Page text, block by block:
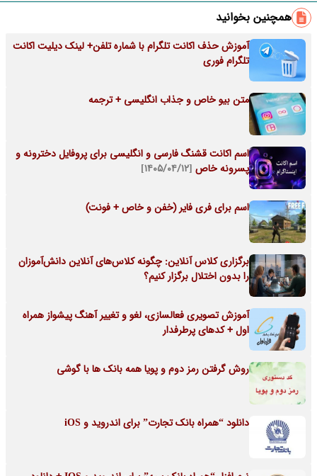
همچنین بخوانید
آموزش حذف اکانت تلگرام با شماره تلفن+ لینک دیلیت اکانت
تلگرام فوری
متن بیو خاص و جذاب انگلیسی + ترجمه
اسم اکانت قشنگ فارسی و انگلیسی برای پروفایل دخترونه و
پسرونه خاص [۱۴۰۵/۰۴/۱۲]
اسم برای فری فایر (خفن و خاص + فونت)
برگزاری کلاس آنلاین: چگونه کلاس‌های آنلاین دانش‌آموزان
را بدون اختلال برگزار کنیم؟
آموزش تصویری فعالسازی، لغو و تغییر آهنگ پیشواز همراه
اول + کدهای پرطرفدار
روش گرفتن رمز دوم و پویا همه بانک ها با گوشی
دانلود “همراه بانک تجارت” برای اندروید و iOS